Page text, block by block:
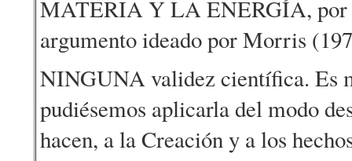
MATERIA Y LA ENERGÍA, por
argumento ideado por Morris
NINGUNA validez científica. Es
pudiésemos aplicarla del modo
hacen, a la Creación y a los